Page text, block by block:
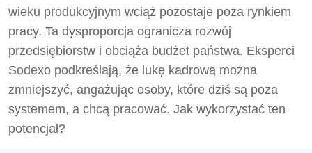
wieku produkcyjnym wciąż pozostaje poza rynkiem
pracy. Ta dysproporcja ogranicza rozwój
przedsiębiorstw i obciąża budżet państwa. Eksperci
Sodexo podkreślają, że lukę kadrową można
zmniejszyć, angażując osoby, które dziś są poza
systemem, a chcą pracować. Jak wykorzystać ten
potencjał?